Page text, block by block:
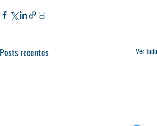
Posts recentes Ver tudo